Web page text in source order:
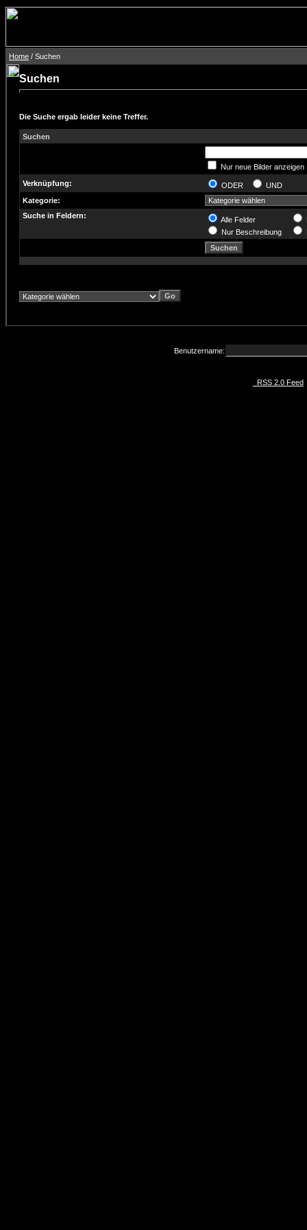
Home / Suchen
Suchen
Die Suche ergab leider keine Treffer.
Suchen
Nur neue Bilder anzeigen
Verknüpfung:
ODER
UND
Kategorie:
Suche in Feldern:
Alle Felder
Nur Beschreibung
Benutzername:
RSS 2.0 Feed